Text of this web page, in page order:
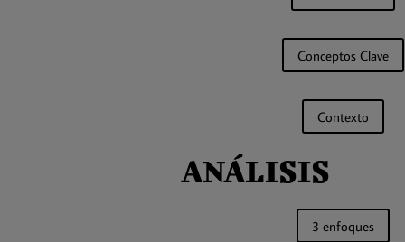
Conceptos Clave
Contexto
ANÁLISIS
3 enfoques